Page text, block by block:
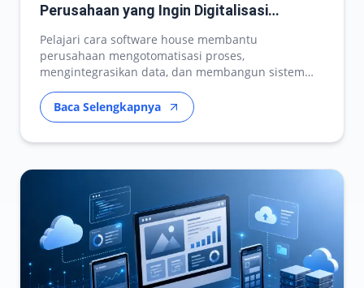
Perusahaan yang Ingin Digitalisasi
Operasional
Pelajari cara software house membantu
perusahaan mengotomatisasi proses,
mengintegrasikan data, dan membangun sistem
operasional yang skalabel.
Baca Selengkapnya